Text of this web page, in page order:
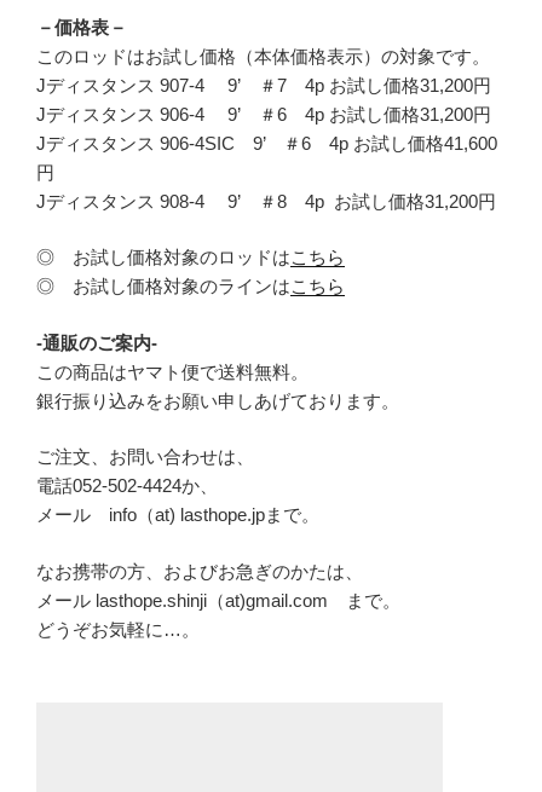
－価格表－
このロッドはお試し価格（本体価格表示）の対象です。
Jディスタンス 907-4 9’ ＃7 4p お試し価格31,200円
Jディスタンス 906-4 9’ ＃6 4p お試し価格31,200円
Jディスタンス 906-4SIC 9’ ＃6 4p お試し価格41,600
円
Jディスタンス 908-4 9’ ＃8 4p お試し価格31,200円
◎ お試し価格対象のロッドはこちら
◎ お試し価格対象のラインはこちら
-通販のご案内-
この商品はヤマト便で送料無料。
銀行振り込みをお願い申しあげております。
ご注文、お問い合わせは、
電話052-502-4424か、
メール info（at) lasthope.jpまで。
なお携帯の方、およびお急ぎのかたは、
メール lasthope.shinji（at)gmail.com まで。
どうぞお気軽に…。